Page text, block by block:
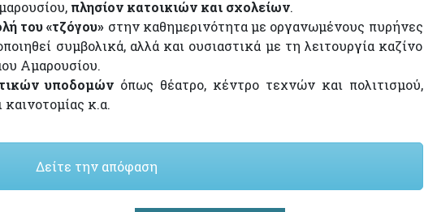
πλησίον κατοικιών και σχολείων.
του «τζόγου» στην καθημερινότητα με οργανωμένους πυρήνες
συμβολικά, αλλά και ουσιαστικά με τη λειτουργία καζίνο
Αμαρουσίου.
υποδομών όπως θέατρο, κέντρο τεχνών και πολιτισμού,
καινοτομίας κ.α.
Δείτε την απόφαση